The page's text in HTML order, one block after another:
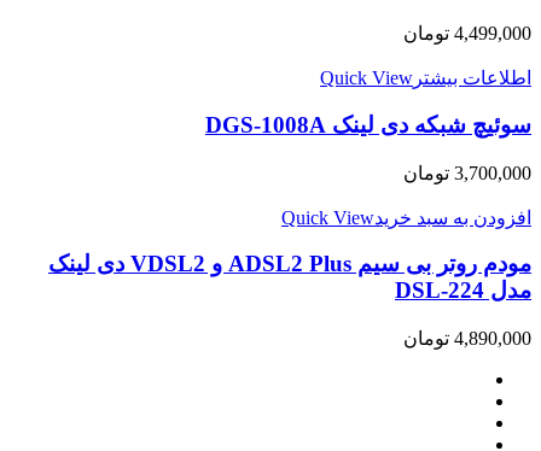
4,499,000 تومان
اطلاعات بیشتر Quick View
سوئیچ شبکه دی لینک DGS-1008A
3,700,000 تومان
افزودن به سبد خریدQuick View
مودم روتر بی سیم ADSL2 Plus و VDSL2 دی لینک
مدل DSL-224
4,890,000 تومان